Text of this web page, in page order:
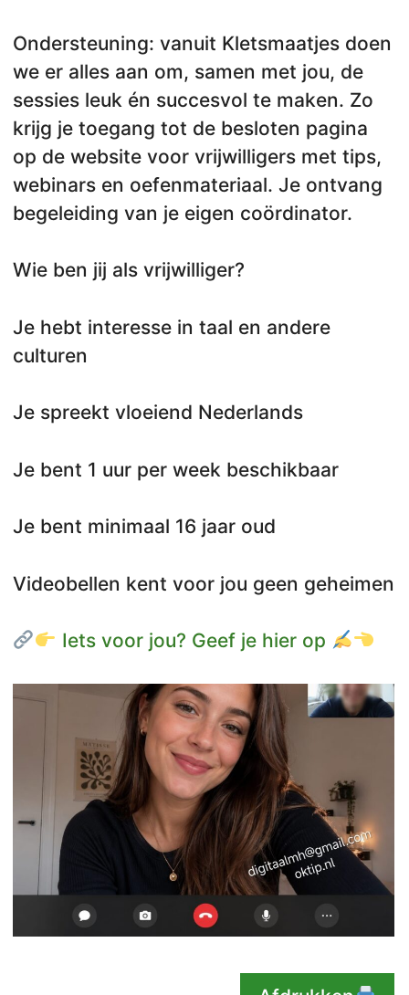
Ondersteuning: vanuit Kletsmaatjes doen
we er alles aan om, samen met jou, de
sessies leuk én succesvol te maken. Zo
krijg je toegang tot de besloten pagina
op de website voor vrijwilligers met tips,
webinars en oefenmateriaal. Je ontvang
begeleiding van je eigen coördinator.
Wie ben jij als vrijwilliger?
Je hebt interesse in taal en andere
culturen
Je spreekt vloeiend Nederlands
Je bent 1 uur per week beschikbaar
Je bent minimaal 16 jaar oud
Videobellen kent voor jou geen geheimen
Iets voor jou? Geef je hier op